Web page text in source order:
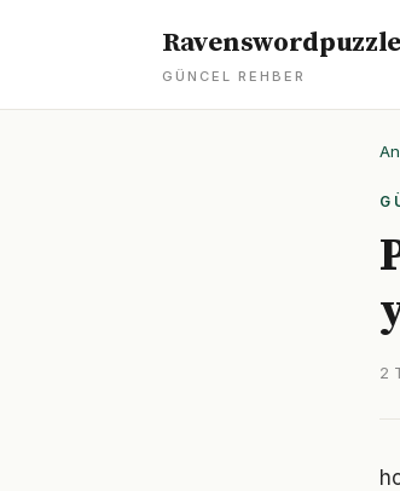
Ravenswordpuzzle
GÜNCEL REHBER
2